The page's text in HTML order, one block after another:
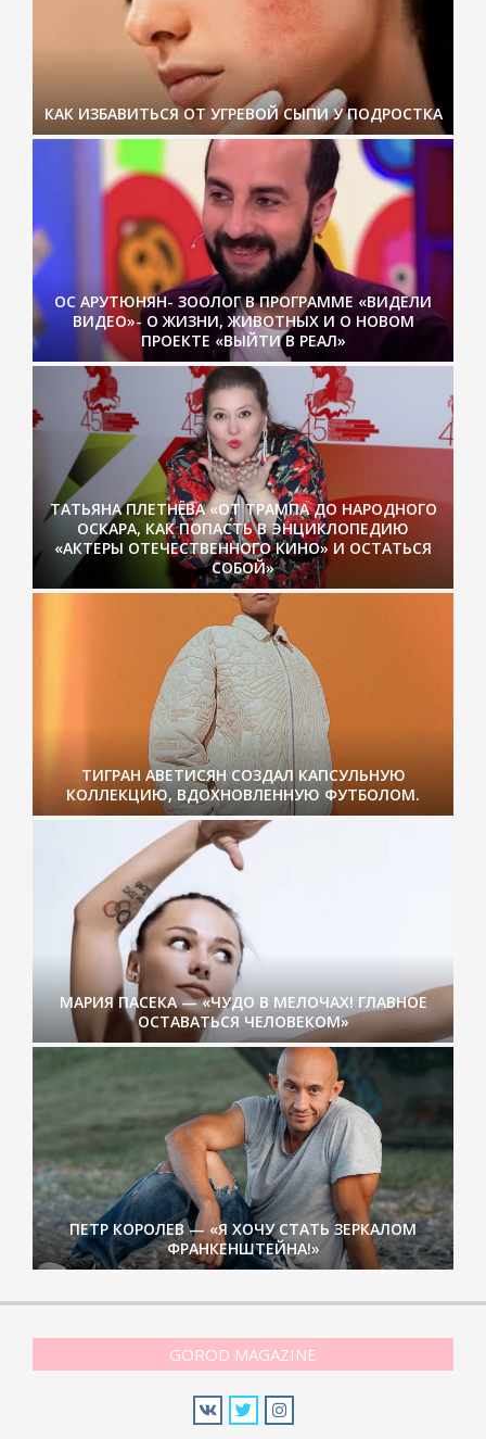
КАК ИЗБАВИТЬСЯ ОТ УГРЕВОЙ СЫПИ У ПОДРОСТКА
ОС АРУТЮНЯН- ЗООЛОГ В ПРОГРАММЕ «ВИДЕЛИ
ВИДЕО»- О ЖИЗНИ, ЖИВОТНЫХ И О НОВОМ
ПРОЕКТЕ «ВЫЙТИ В РЕАЛ»
ТАТЬЯНА ПЛЕТНЁВА «ОТ ТРАМПА ДО НАРОДНОГО
ОСКАРА, КАК ПОПАСТЬ В ЭНЦИКЛОПЕДИЮ
«АКТЕРЫ ОТЕЧЕСТВЕННОГО КИНО» И ОСТАТЬСЯ
СОБОЙ»
ТИГРАН АВЕТИСЯН СОЗДАЛ КАПСУЛЬНУЮ
КОЛЛЕКЦИЮ, ВДОХНОВЛЕННУЮ ФУТБОЛОМ.
МАРИЯ ПАСЕКА — «ЧУДО В МЕЛОЧАХ! ГЛАВНОЕ
ОСТАВАТЬСЯ ЧЕЛОВЕКОМ»
ПЕТР КОРОЛЕВ — «Я ХОЧУ СТАТЬ ЗЕРКАЛОМ
ФРАНКЕНШТЕЙНА!»
GOROD MAGAZINE